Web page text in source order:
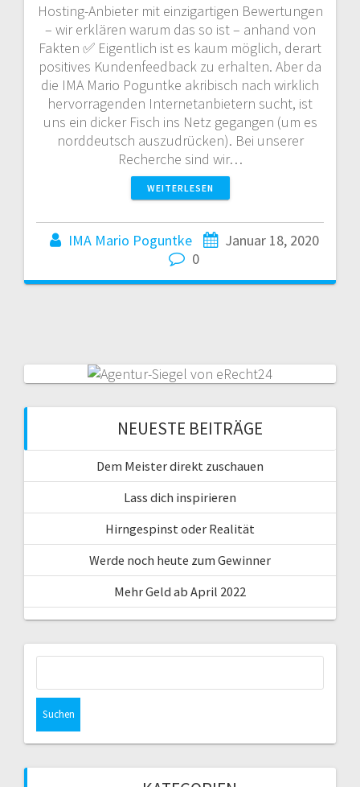
Hosting-Anbieter mit einzigartigen Bewertungen
– wir erklären warum das so ist – anhand von
Fakten ✅ Eigentlich ist es kaum möglich, derart
positives Kundenfeedback zu erhalten. Aber da
die IMA Mario Poguntke akribisch nach wirklich
hervorragenden Internetanbietern sucht, ist
uns ein dicker Fisch ins Netz gegangen (um es
norddeutsch auszudrücken). Bei unserer
Recherche sind wir…
WEITERLESEN
IMA Mario Poguntke
Januar 18, 2020
0
NEUESTE BEITRÄGE
Dem Meister direkt zuschauen
Lass dich inspirieren
Hirngespinst oder Realität
Werde noch heute zum Gewinner
Mehr Geld ab April 2022